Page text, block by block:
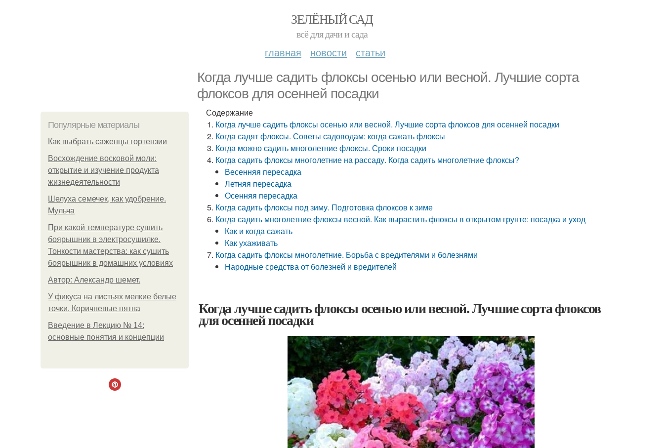
ЗЕЛЁНЫЙ САД
всё для дачи и сада
главная новости статьи
Когда лучше садить флоксы осенью или весной. Лучшие сорта
флоксов для осенней посадки
Популярные материалы
Как выбрать саженцы гортензии
Восхождение восковой моли:
открытие и изучение продукта
жизнедеятельности
Шелуха семечек, как удобрение.
Мульча
При какой температуре сушить
боярышник в электросушилке.
Тонкости мастерства: как сушить
боярышник в домашних условиях
Автор: Александр шемет.
У фикуса на листьях мелкие белые
точки. Коричневые пятна
Введение в Лекцию № 14:
основные понятия и концепции
Содержание
Когда лучше садить флоксы осенью или весной. Лучшие сорта флоксов для осенней посадки
Когда садят флоксы. Советы садоводам: когда сажать флоксы
Когда можно садить многолетние флоксы. Сроки посадки
Когда садить флоксы многолетние на рассаду. Когда садить многолетние флоксы?
Весенняя пересадка
Летняя пересадка
Осенняя пересадка
Когда садить флоксы под зиму. Подготовка флоксов к зиме
Когда садить многолетние флоксы весной. Как вырастить флоксы в открытом грунте: посадка и уход
Как и когда сажать
Как ухаживать
Когда садить флоксы многолетние. Борьба с вредителями и болезнями
Народные средства от болезней и вредителей
Когда лучше садить флоксы осенью или весной. Лучшие сорта флоксов
для осенней посадки